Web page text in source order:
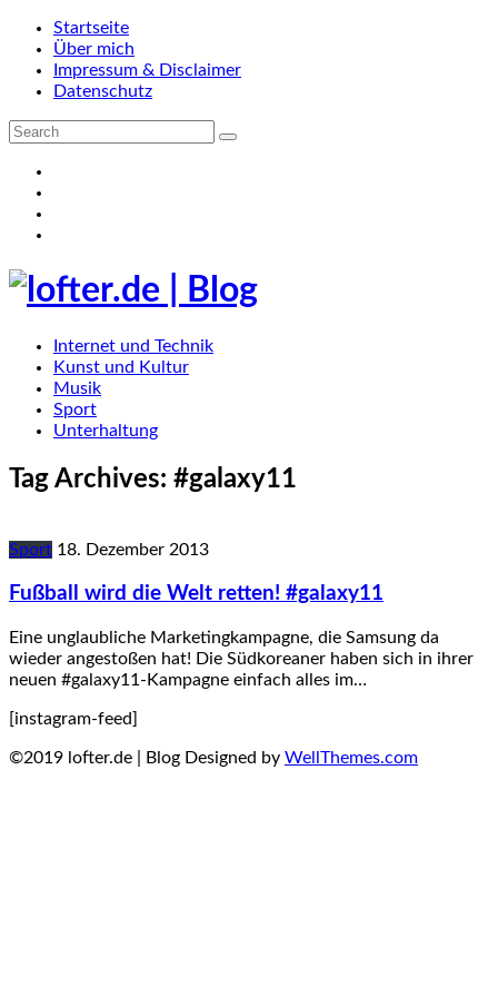
Startseite
Über mich
Impressum & Disclaimer
Datenschutz
Internet und Technik
Kunst und Kultur
Musik
Sport
Unterhaltung
Tag Archives: #galaxy11
Sport 18. Dezember 2013
Fußball wird die Welt retten! #galaxy11
Eine unglaubliche Marketingkampagne, die Samsung da
wieder angestoßen hat! Die Südkoreaner haben sich in ihrer
neuen #galaxy11-Kampagne einfach alles im…
[instagram-feed]
©2019 lofter.de | Blog Designed by WellThemes.com